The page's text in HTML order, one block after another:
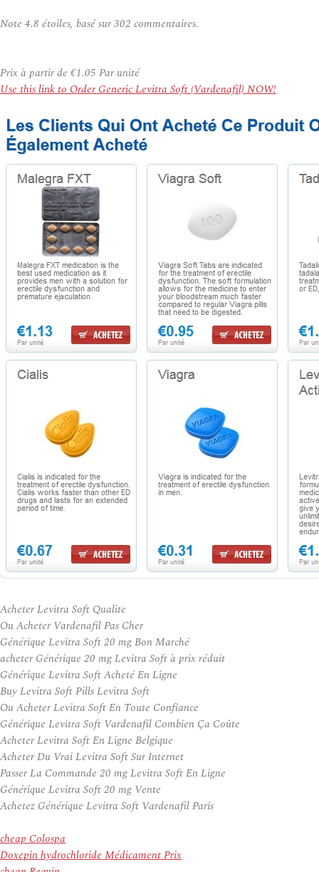
Note 4.8 étoiles, basé sur302 commentaires.
Prix à partir de €1.05 Par unité
Use this link to Order Generic Levitra Soft (Vardenafil) NOW!
Acheter Levitra Soft Qualite
Ou Acheter Vardenafil Pas Cher
Générique Levitra Soft 20 mg Bon Marché
acheter Générique 20 mg Levitra Soft à prix réduit
Générique Levitra Soft Acheté En Ligne
Buy Levitra Soft Pills Levitra Soft
Ou Acheter Levitra Soft En Toute Confiance
Générique Levitra Soft Vardenafil Combien Ça Coûte
Acheter Levitra Soft En Ligne Belgique
Acheter Du Vrai Levitra Soft Sur Internet
Passer La Commande 20 mg Levitra Soft En Ligne
Générique Levitra Soft 20 mg Vente
Achetez Générique Levitra Soft Vardenafil Paris
cheap Colospa
Doxepin hydrochloride Médicament Prix